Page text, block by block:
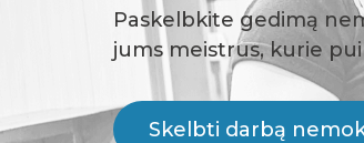
Paskelbkite gedimą
jums meistrus, kurie
Skelbti darbą